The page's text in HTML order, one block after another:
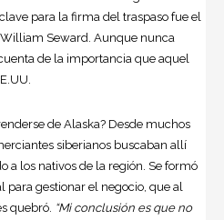
para la firma del traspaso fue el
Seward. Aunque nunca
de la importancia que aquel
de Alaska? Desde muchos
siberianos buscaban allí
a los nativos de la región. Se formó
para gestionar el negocio, que al
quebró. “Mi conclusión es que no